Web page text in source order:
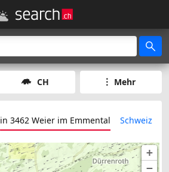
CH Mehr
in 3462 Weier im Emmental Schweiz
+
−